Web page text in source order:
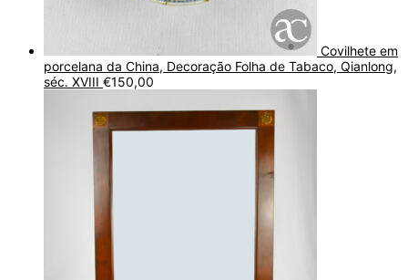
Covilhete em
porcelana da China, Decoração Folha de Tabaco, Qianlong,
séc. XVIII €150,00